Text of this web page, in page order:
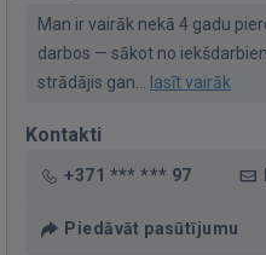
Man ir vairāk nekā 4 gadu
darbos — sākot no
strādājis gan... lasīt vairāk
Kontakti
+371 *** *** 97
Piedāvāt pasūtījumu